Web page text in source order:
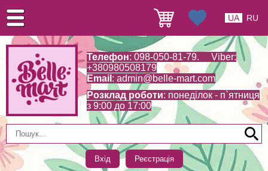
Телефон: 098-050-81-79. Viber:
+380980508179
Email : admin@belle-mart.com
Розклад роботи: понеділок - п`ятниця
з 9:00 до 17:00
Вхід Реєстрація
UA RU